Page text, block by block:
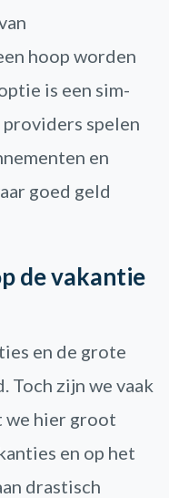
hoop worden
is een sim-
spelen
en
goed geld
de vakantie
en de grote
Toch zijn we vaak
we hier groot
en op het
drastisch